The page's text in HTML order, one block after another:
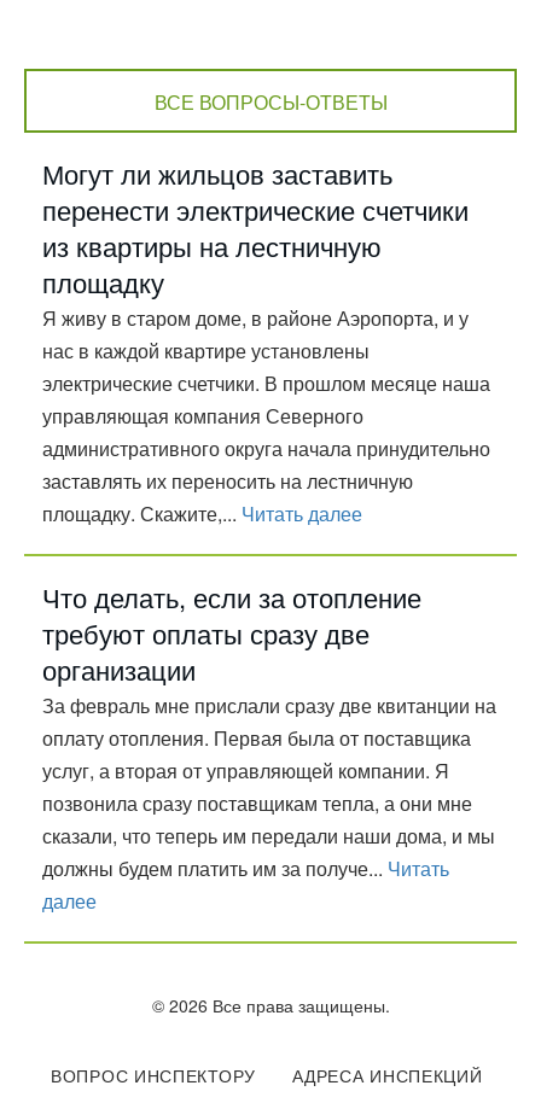
ВСЕ ВОПРОСЫ-ОТВЕТЫ
Могут ли жильцов заставить
перенести электрические счетчики
из квартиры на лестничную
площадку
Я живу в старом доме, в районе Аэропорта, и у
нас в каждой квартире установлены
электрические счетчики. В прошлом месяце наша
управляющая компания Северного
административного округа начала принудительно
заставлять их переносить на лестничную
площадку. Скажите,... Читать далее
Что делать, если за отопление
требуют оплаты сразу две
организации
За февраль мне прислали сразу две квитанции на
оплату отопления. Первая была от поставщика
услуг, а вторая от управляющей компании. Я
позвонила сразу поставщикам тепла, а они мне
сказали, что теперь им передали наши дома, и мы
должны будем платить им за получе... Читать
далее
© 2026 Все права защищены.
ВОПРОС ИНСПЕКТОРУ
АДРЕСА ИНСПЕКЦИЙ